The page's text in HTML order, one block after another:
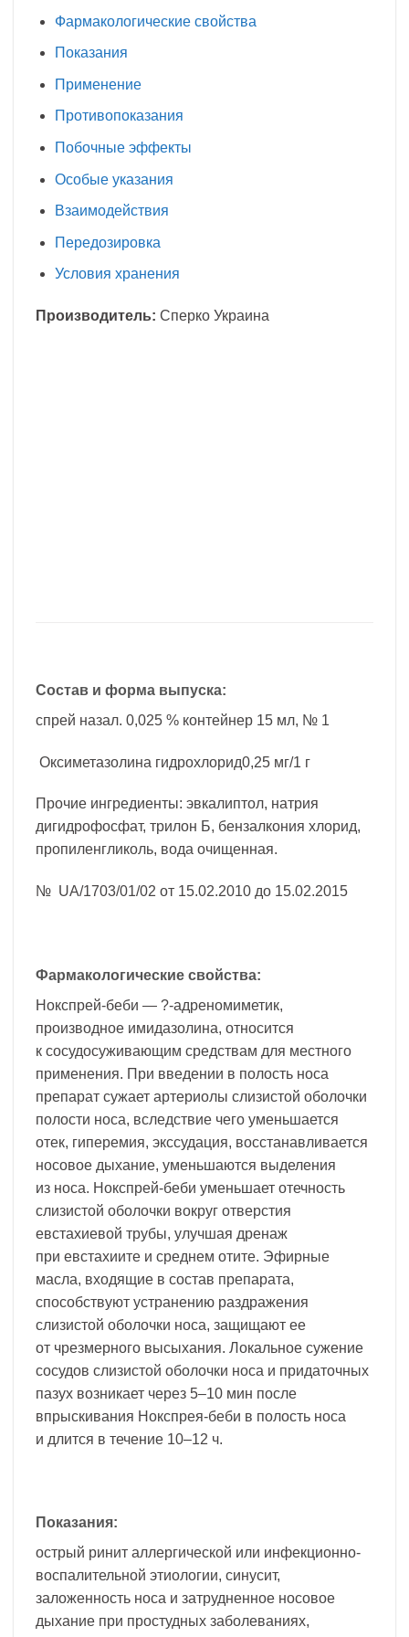
Фармакологические свойства
Показания
Применение
Противопоказания
Побочные эффекты
Особые указания
Взаимодействия
Передозировка
Условия хранения
Производитель: Сперко Украина
Состав и форма выпуска:
спрей назал. 0,025 % контейнер 15 мл, № 1
Оксиметазолина гидрохлорид0,25 мг/1 г
Прочие ингредиенты: эвкалиптол, натрия
дигидрофосфат, трилон Б, бензалкония хлорид,
пропиленгликоль, вода очищенная.
№ UA/1703/01/02 от 15.02.2010 до 15.02.2015
Фармакологические свойства:
Нокспрей-беби — ?-адреномиметик,
производное имидазолина, относится
к сосудосуживающим средствам для местного
применения. При введении в полость носа
препарат сужает артериолы слизистой оболочки
полости носа, вследствие чего уменьшается
отек, гиперемия, экссудация, восстанавливается
носовое дыхание, уменьшаются выделения
из носа. Нокспрей-беби уменьшает отечность
слизистой оболочки вокруг отверстия
евстахиевой трубы, улучшая дренаж
при евстахиите и среднем отите. Эфирные
масла, входящие в состав препарата,
способствуют устранению раздражения
слизистой оболочки носа, защищают ее
от чрезмерного высыхания. Локальное сужение
сосудов слизистой оболочки носа и придаточных
пазух возникает через 5–10 мин после
впрыскивания Нокспрея-беби в полость носа
и длится в течение 10–12 ч.
Показания:
острый ринит аллергической или инфекционно-
воспалительной этиологии, синусит,
заложенность носа и затрудненное носовое
дыхание при простудных заболеваниях,